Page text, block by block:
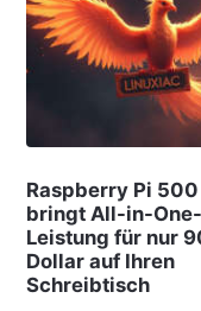
Raspberry Pi 500
bringt All-in-
Leistung für nur
Dollar auf Ihren
Schreibtisch